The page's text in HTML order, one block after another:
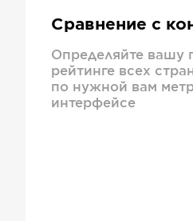
Сравнение с
Определяйте вашу
рейтинге всех
по нужной вам
интерфейсе